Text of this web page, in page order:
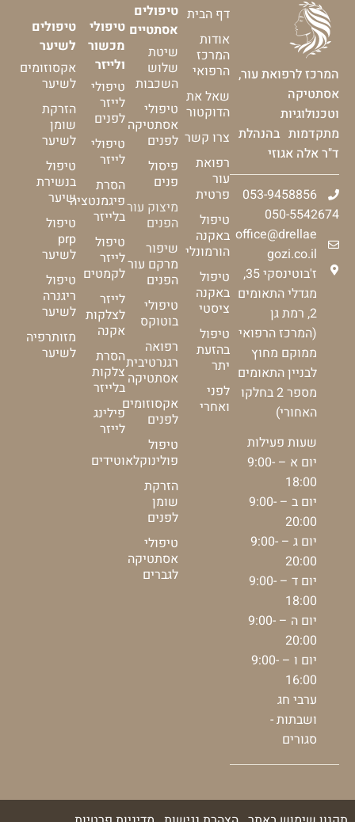
המרכז לרפואת עור,
אסתטיקה
וטכנולוגיות
מתקדמות בהנהלת
ד"ר אלה אגוזי
053-9458856
050-5542674
office@drellae
gozi.co.il
ז'בוטינסקי 35,
מגדלי התאומים
2, רמת גן
(המרכז הרפואי
ממוקם מחוץ
לבניין התאומים
מספר 2 בחלקו
האחורי)
שעות פעילות
יום א – 9:00-
18:00
יום ב – 9:00-
20:00
יום ג – 9:00-
20:00
יום ד – 9:00-
18:00
יום ה – 9:00-
20:00
יום ו – 9:00-
16:00
ערבי חג
ושבתות -
סגורים
דף הבית
אודות
המרכז
הרפואי
שאל את
הדוקטור
צרו קשר
רפואת
עור
פרטית
טיפול
באקנה
הורמונלי
טיפול
באקנה
ציסטי
טיפול
בהזעת
יתר
לפני
ואחרי
טיפולים
אסתטיים
שיטת
שלוש
השכבות
טיפולי
אסתטיקה
לפנים
פיסול
פנים
מיצוק עור
הפנים
שיפור
מרקם עור
הפנים
טיפולי
בוטוקס
רפואה
רגנרטיבית
אסתטיקה
אקסוזומים
לפנים
טיפול
פולינוקלאוטידים
הזרקת
שומן
לפנים
טיפולי
אסתטיקה
לגברים
טיפולי
מכשור
ולייזר
טיפולי
לייזר
לפנים
טיפולי
לייזר
הסרת
פיגמנטציה
בלייזר
טיפול
לייזר
לקמטים
לייזר
לצלקות
אקנה
הסרת
צלקות
בלייזר
פילינג
לייזר
טיפולים
לשיער
אקסוזומים
לשיער
הזרקת
שומן
לשיער
טיפול
בנשירת
שיער
טיפול
prp
לשיער
טיפול
ריגנרה
לשיער
מזותרפיה
לשיער